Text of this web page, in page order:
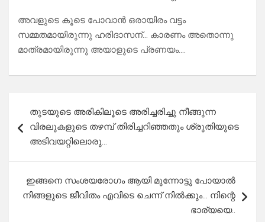
അവളുടെ കൂടെ പോവാൻ ഒരായിരം വട്ടം
സമ്മതമായിരുന്നു ഹരിദാസന്… കാരണം അതൊന്നു
മാത്രമായിരുന്നു അയാളുടെ പ്രണയം….
navigation
തുടയുടെ അരികിലൂടെ അരിച്ചരിച്ചു നീങ്ങുന്ന
വിരലുകളുടെ തഴമ്പ് തിരിച്ചറിഞ്ഞതും ശ്രുതിയുടെ
അടിവയറ്റിലൊരു…
ഇങ്ങനെ സംശയരോഗം ആയി മുന്നോട്ടു പോയാൽ
നിങ്ങളുടെ ജീവിതം എവിടെ ചെന്ന് നിൽക്കും… നിന്റെ
ഭാര്യയെ..